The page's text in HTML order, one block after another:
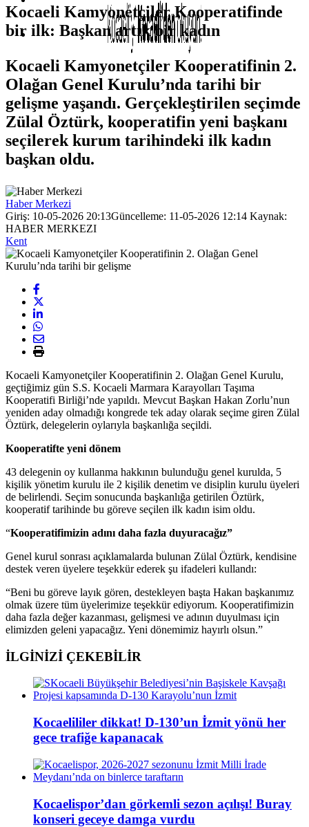
SAĞLIK
Kocaeli Kamyonetçiler Kooperatifinde
bir ilk: Başkan artık bir kadın
Kocaeli Kamyonetçiler Kooperatifinin 2.
Olağan Genel Kurulu’nda tarihi bir
gelişme yaşandı. Gerçekleştirilen seçimde
Zülal Öztürk, kooperatifin yeni başkanı
seçilerek kurum tarihindeki ilk kadın
başkan oldu.
Haber Merkezi
Giriş: 10-05-2026 20:13Güncelleme: 11-05-2026 12:14 Kaynak:
HABER MERKEZI
Kent
Kocaeli Kamyonetçiler Kooperatifinin 2. Olağan Genel Kurulu,
geçtiğimiz gün S.S. Kocaeli Marmara Karayolları Taşıma
Kooperatifi Birliği’nde yapıldı. Mevcut Başkan Hakan Zorlu’nun
yeniden aday olmadığı kongrede tek aday olarak seçime giren Zülal
Öztürk, delegelerin oylarıyla başkanlığa seçildi.
Kooperatifte yeni dönem
43 delegenin oy kullanma hakkının bulunduğu genel kurulda, 5
kişilik yönetim kurulu ile 2 kişilik denetim ve disiplin kurulu üyeleri
de belirlendi. Seçim sonucunda başkanlığa getirilen Öztürk,
kooperatif tarihinde bu göreve seçilen ilk kadın isim oldu.
“Kooperatifimizin adını daha fazla duyuracağız”
Genel kurul sonrası açıklamalarda bulunan Zülal Öztürk, kendisine
destek veren üyelere teşekkür ederek şu ifadeleri kullandı:
“Beni bu göreve layık gören, destekleyen başta Hakan başkanımız
olmak üzere tüm üyelerimize teşekkür ediyorum. Kooperatifimizin
daha fazla değer kazanması, gelişmesi ve adının duyulması için
elimizden geleni yapacağız. Yeni dönemimiz hayırlı olsun.”
İLGİNİZİ ÇEKEBİLİR
Kocaelililer dikkat! D-130’un İzmit yönü her
gece trafiğe kapanacak
Kocaelispor’dan görkemli sezon açılışı! Buray
konseri geceye damga vurdu